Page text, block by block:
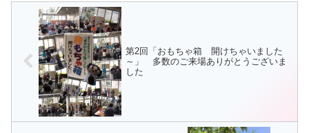
集中とのこと。コンサート参加希
望、入団希望、ともに下記へ（チ
ラシ...
第2回「おもちゃ箱 開けちゃいました
～」 多数のご来場ありがとうございま
した